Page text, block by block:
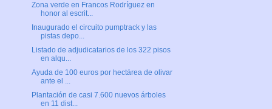
Zona verde en Francos Rodríguez en
honor al escrit...
Inaugurado el circuito pumptrack y las
pistas depo...
Listado de adjudicatarios de los 322 pisos
en alqu...
Ayuda de 100 euros por hectárea de olivar
ante el ...
Plantación de casi 7.600 nuevos árboles
en 11 dist...